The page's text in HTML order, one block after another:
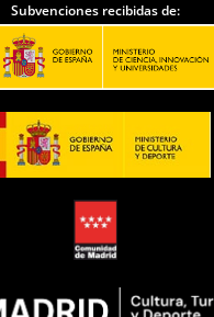
Subvenciones recibidas de: